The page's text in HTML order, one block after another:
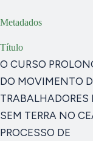
Metadados
Título
O CURSO
DO MOVIMENTO
TRABALHADORES
SEM TERRA NO
PROCESSO DE